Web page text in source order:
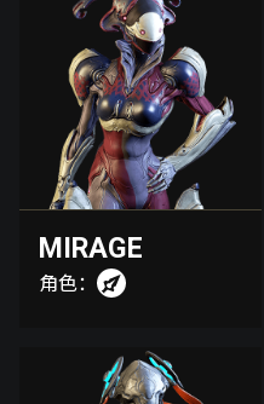
MIRAGE
角色：